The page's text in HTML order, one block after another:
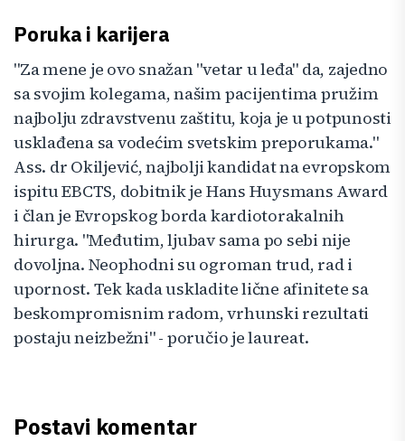
Poruka i karijera
"Za mene je ovo snažan "vetar u leđa" da, zajedno
sa svojim kolegama, našim pacijentima pružim
najbolju zdravstvenu zaštitu, koja je u potpunosti
usklađena sa vodećim svetskim preporukama."
Ass. dr Okiljević, najbolji kandidat na evropskom
ispitu EBCTS, dobitnik je Hans Huysmans Award
i član je Evropskog borda kardiotorakalnih
hirurga. "Međutim, ljubav sama po sebi nije
dovoljna. Neophodni su ogroman trud, rad i
upornost. Tek kada uskladite lične afinitete sa
beskompromisnim radom, vrhunski rezultati
postaju neizbežni" - poručio je laureat.
Postavi komentar